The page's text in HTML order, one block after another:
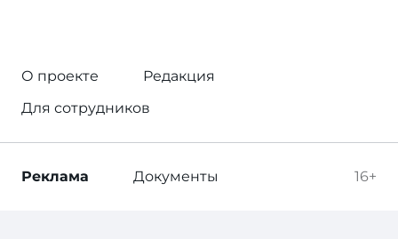
О проекте
Редакция
Для сотрудников
16+
Реклама Документы